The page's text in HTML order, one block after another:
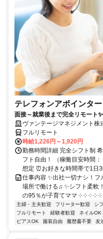
テレフォンアポインター
面接～就業後まで完全リモート
ヴァンテージマネジメント株
フルリモート
時給1,226円～1,920円
勤務時間詳細 完全シフト制
フト自由！ （稼働目安時間
想定 ⏰お好きな時間帯で1日
仕事内容 ✨出社一切ナシ！
場所で働ける♫ ✨シフト柔軟
の95％が子育てママ ༶ ༶ ༶ ༶
主婦・主夫歓迎 フリーター歓迎 シ
フルリモート
経験者歓迎 ネイルOK
ピアスOK
服装自由 履歴書不要 友